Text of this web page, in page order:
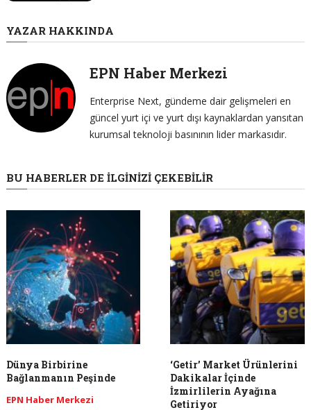
YAZAR HAKKINDA
EPN Haber Merkezi
Enterprise Next, gündeme dair gelişmeleri en
güncel yurt içi ve yurt dışı kaynaklardan yansıtan
kurumsal teknoloji basınının lider markasıdır.
BU HABERLER DE İLGINIZI ÇEKEBILIR
Dünya Birbirine
Bağlanmanın Peşinde
EPN Haber Merkezi
‘Getir’ Market Ürünlerini
Dakikalar İçinde
İzmirlilerin Ayağına
Getiriyor